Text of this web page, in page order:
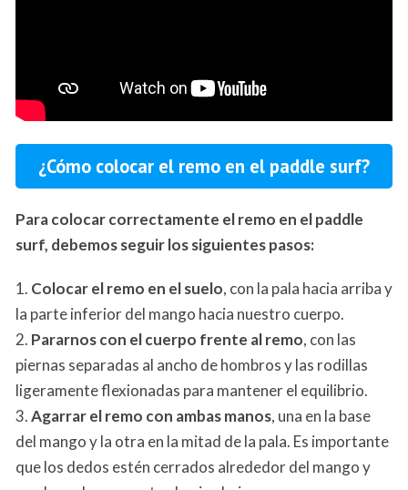
¿Cómo colocar el remo en el paddle surf?
Para colocar correctamente el remo en el paddle
surf, debemos seguir los siguientes pasos:
1. Colocar el remo en el suelo, con la pala hacia arriba y
la parte inferior del mango hacia nuestro cuerpo.
2. Pararnos con el cuerpo frente al remo, con las
piernas separadas al ancho de hombros y las rodillas
ligeramente flexionadas para mantener el equilibrio.
3.Agarrar el remo con ambas manos, una en la base
del mango y la otra en la mitad de la pala. Es importante
que los dedos estén cerrados alrededor del mango y